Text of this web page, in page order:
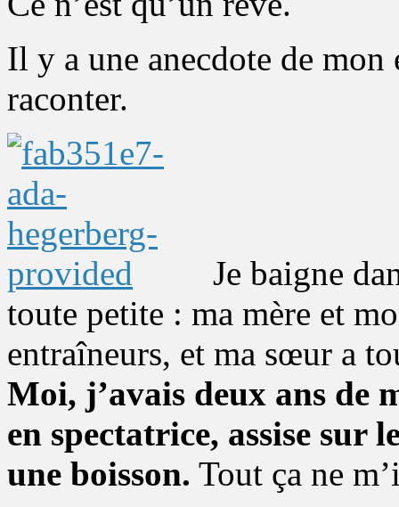
Il y a une anecdote de mon
raconter.
Je baigne
toute petite : ma mère et
entraîneurs, et ma sœur a
Moi, j’avais deux ans de
en spectatrice, assise sur
une boisson. Tout ça ne